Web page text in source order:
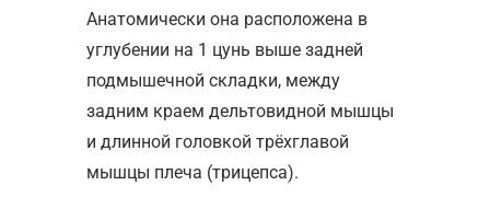
Анатомически она расположена в
углубении на 1 цунь выше задней
подмышечной складки, между
задним краем дельтовидной мышцы
и длинной головкой трёхглавой
мышцы плеча (трицепса).